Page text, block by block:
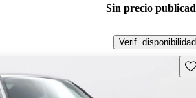
Sin precio
Verif. disponibilidad